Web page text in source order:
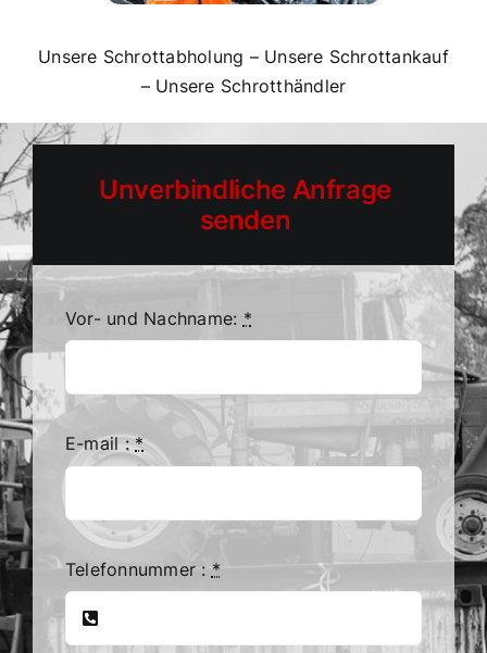
Unsere Schrottabholung – Unsere Schrottankauf
– Unsere Schrotthändler
Unverbindliche Anfrage
senden
Vor- und Nachname: *
E-mail :*
Telefonnummer : *